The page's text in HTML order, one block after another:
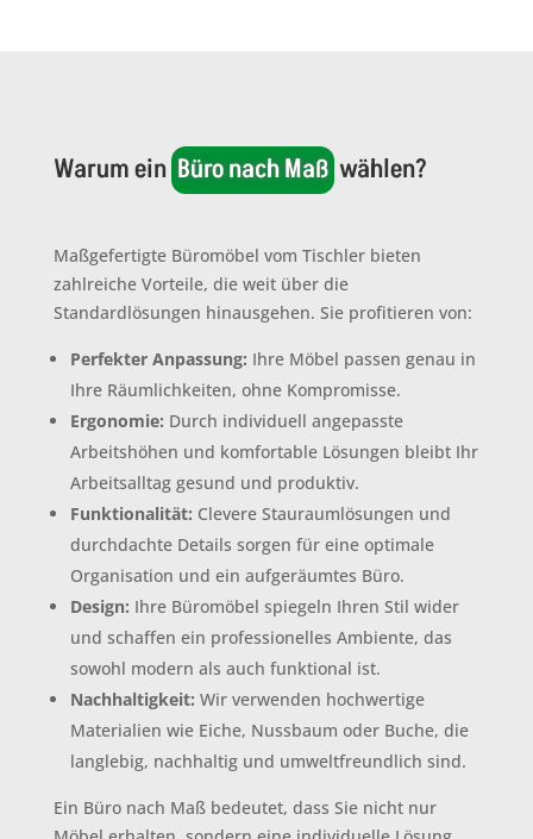
Warum ein Büro nach Maß wählen?
Maßgefertigte Büromöbel vom Tischler bieten
zahlreiche Vorteile, die weit über die
Standardlösungen hinausgehen. Sie profitieren von:
Perfekter Anpassung: Ihre Möbel passen genau in
Ihre Räumlichkeiten, ohne Kompromisse.
Ergonomie: Durch individuell angepasste
Arbeitshöhen und komfortable Lösungen bleibt Ihr
Arbeitsalltag gesund und produktiv.
Funktionalität: Clevere Stauraumlösungen und
durchdachte Details sorgen für eine optimale
Organisation und ein aufgeräumtes Büro.
Design: Ihre Büromöbel spiegeln Ihren Stil wider
und schaffen ein professionelles Ambiente, das
sowohl modern als auch funktional ist.
Nachhaltigkeit: Wir verwenden hochwertige
Materialien wie Eiche, Nussbaum oder Buche, die
langlebig, nachhaltig und umweltfreundlich sind.
Ein Büro nach Maß bedeutet, dass Sie nicht nur